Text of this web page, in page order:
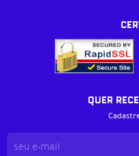
QUER